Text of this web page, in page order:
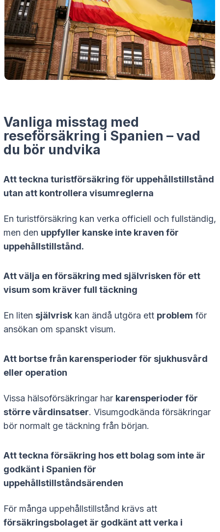
Vanliga misstag med
reseförsäkring i Spanien – vad
du bör undvika
Att teckna turistförsäkring för uppehållstillstånd
utan att kontrollera visumreglerna
En turistförsäkring kan verka officiell och fullständig,
men den uppfyller kanske inte kraven för
uppehållstillstånd.
Att välja en försäkring med självrisken för ett
visum som kräver full täckning
En liten självrisk kan ändå utgöra ett problem för
ansökan om spanskt visum.
Att bortse från karensperioder för sjukhusvård
eller operation
Vissa hälsoförsäkringar har karensperioder för
större vårdinsatser. Visumgodkända försäkringar
bör normalt ge täckning från början.
Att teckna försäkring hos ett bolag som inte är
godkänt i Spanien för
uppehållstillståndsärenden
För många uppehållstillstånd krävs att
försäkringsbolaget är godkänt att verka i